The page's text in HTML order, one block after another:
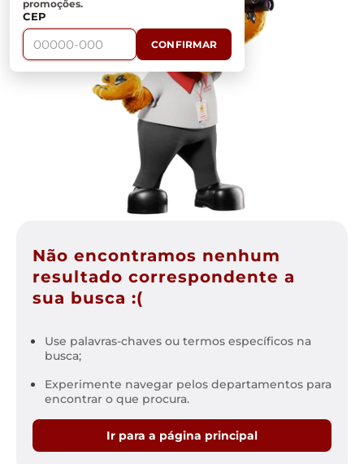
promoções.
CEP
CONFIRMAR
Não encontramos nenhum
resultado correspondente a
sua busca :(
Use palavras-chaves ou termos específicos na
busca;
Experimente navegar pelos departamentos para
encontrar o que procura.
Ir para a página principal